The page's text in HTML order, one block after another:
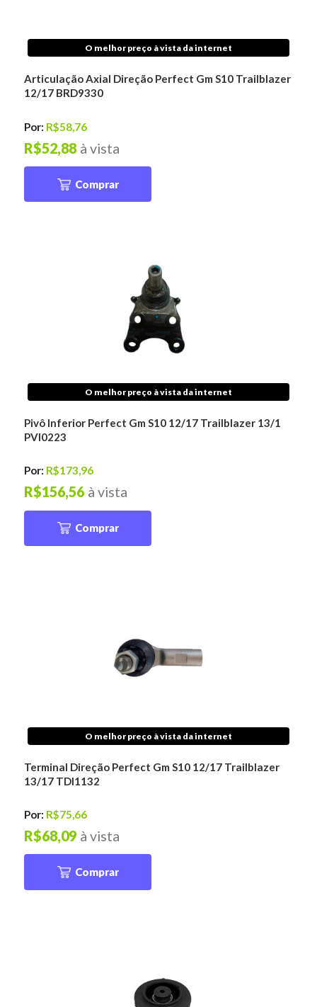
O melhor preço à vista da internet
Articulação Axial Direção Perfect Gm S10 Trailblazer
12/17 BRD9330
Por: R$58,76
à vista
R$52,88
Comprar
O melhor preço à vista da internet
Pivô Inferior Perfect Gm S10 12/17 Trailblazer 13/1
PVI0223
Por: R$173,96
à vista
R$156,56
Comprar
O melhor preço à vista da internet
Terminal Direção Perfect Gm S10 12/17 Trailblazer
13/17 TDI1132
Por: R$75,66
à vista
R$68,09
Comprar